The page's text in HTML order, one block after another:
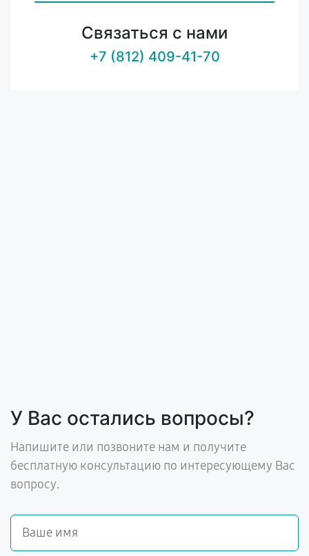
Связаться с нами
+7 (812) 409-41-70
У Вас остались вопросы?
Напишите или позвоните нам и получите
бесплатную консультацию по интересующему Вас
вопросу.